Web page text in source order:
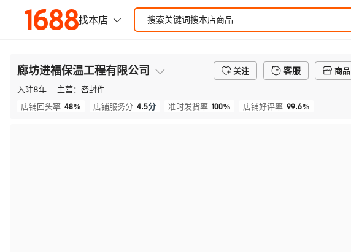
廊坊进福保温工程有限公司 关注 客服
商品
入驻8年 主营： 密封件
店铺回头率 48% 店铺服务分 4.5分 准时发货率 100% 店铺好评率 99.6%